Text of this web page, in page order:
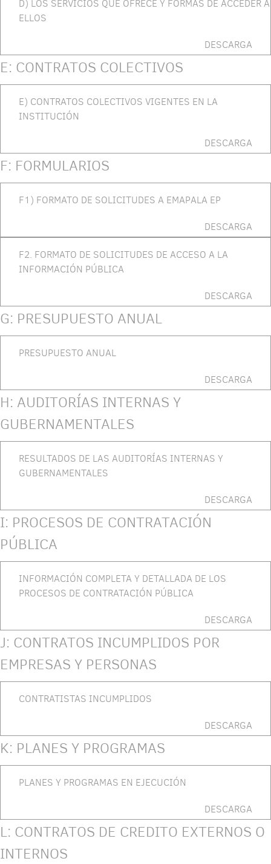
D) LOS SERVICIOS QUE OFRECE Y FORMAS DE ACCEDER A
ELLOS
DESCARGA
E: CONTRATOS COLECTIVOS
E) CONTRATOS COLECTIVOS VIGENTES EN LA
INSTITUCIÓN
DESCARGA
F: FORMULARIOS
F1) FORMATO DE SOLICITUDES A EMAPALA EP
DESCARGA
F2. FORMATO DE SOLICITUDES DE ACCESO A LA
INFORMACIÓN PÚBLICA
DESCARGA
G: PRESUPUESTO ANUAL
PRESUPUESTO ANUAL
DESCARGA
H: AUDITORÍAS INTERNAS Y
GUBERNAMENTALES
RESULTADOS DE LAS AUDITORÍAS INTERNAS Y
GUBERNAMENTALES
DESCARGA
I: PROCESOS DE CONTRATACIÓN
PÚBLICA
INFORMACIÓN COMPLETA Y DETALLADA DE LOS
PROCESOS DE CONTRATACIÓN PÚBLICA
DESCARGA
J: CONTRATOS INCUMPLIDOS POR
EMPRESAS Y PERSONAS
CONTRATISTAS INCUMPLIDOS
DESCARGA
K: PLANES Y PROGRAMAS
PLANES Y PROGRAMAS EN EJECUCIÓN
DESCARGA
L: CONTRATOS DE CREDITO EXTERNOS O
INTERNOS